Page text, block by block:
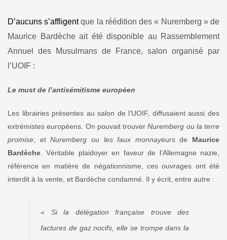
D’aucuns s’affligentque la réédition des « Nuremberg » de
Maurice Bardèche ait été disponible au Rassemblement
Annuel des Musulmans de France, salon organisé par
l’UOIF :
Le must de l’antisémitisme européen
Les librairies présentes au salon de l’UOIF, diffusaient aussi des
extrémistes européens. On pouvait trouverNuremberg ou la terre
promise , etNuremberg ou les faux monnayeursde Maurice
Bardèche . Véritable plaidoyer en faveur de l’Allemagne nazie,
référence en matière de négationnisme, ces ouvrages ont été
interdit à la vente, et Bardèche condamné. Il y écrit, entre autre :
« Si la délégation française trouve des
factures de gaz nocifs, elle se trompe dans la